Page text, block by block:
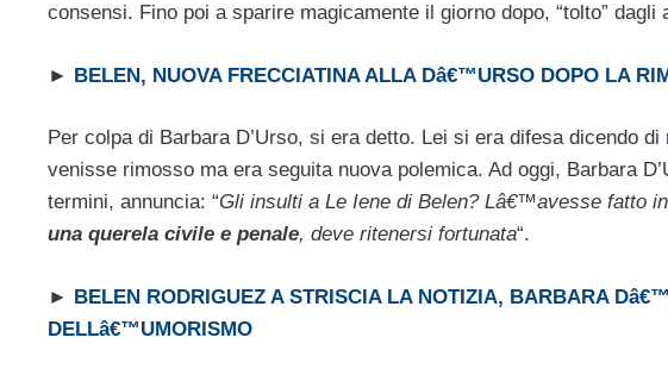
consensi. Fino poi a sparire magicamente il giorno dopo, “tolto” dagli
► BELEN, NUOVA FRECCIATINA ALLA Dâ€™URSO DOPO LA
Per colpa di Barbara D’Urso, si era detto. Lei si era difesa dicendo di
venisse rimosso ma era seguita nuova polemica. Ad oggi, Barbara
termini, annuncia: “Gli insulti a Le Iene di Belen? Lâ€™avesse fatto
una querela civile e penale, deve ritenersi fortunata“.
► BELEN RODRIGUEZ A STRISCIA LA NOTIZIA, BARBARA
DELLâ€™UMORISMO